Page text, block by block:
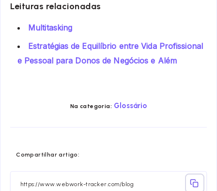
Leituras relacionadas
Multitasking
Estratégias de Equilíbrio entre Vida Profissional
e Pessoal para Donos de Negócios e Além
Na categoria: Glossário
Compartilhar artigo:
Email